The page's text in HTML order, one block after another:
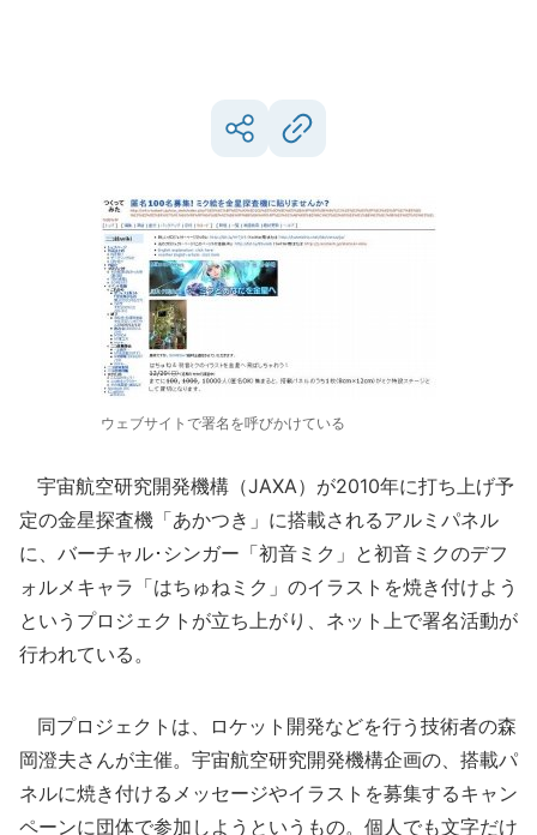
ウェブサイトで署名を呼びかけている
宇宙航空研究開発機構（JAXA）が2010年に打ち上げ予
定の金星探査機「あかつき」に搭載されるアルミパネル
に、バーチャル･シンガー「初音ミク」と初音ミクのデフ
ォルメキャラ「はちゅねミク」のイラストを焼き付けよう
というプロジェクトが立ち上がり、ネット上で署名活動が
行われている。
同プロジェクトは、ロケット開発などを行う技術者の森
岡澄夫さんが主催。宇宙航空研究開発機構企画の、搭載パ
ネルに焼き付けるメッセージやイラストを募集するキャン
ペーンに団体で参加しようというもの。個人でも文字だけ